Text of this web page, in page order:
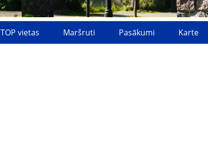
TOP vietas Maršruti Pasākumi Karte